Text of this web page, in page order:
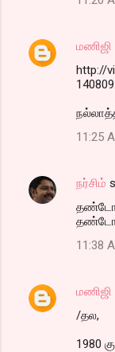
மணிஜி
http://
11:25
நர்சிம்
11:38
மணிஜி
/தல,
1980